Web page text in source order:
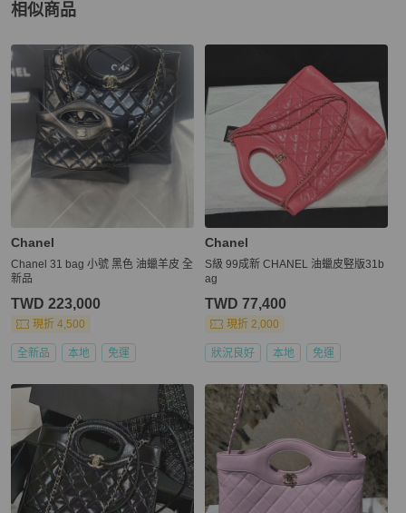
相似商品
更多相似Chanel女包推薦精品
Chanel
Chanel 31 bag 小號 黑色 油蠟羊皮 全
新品
TWD 223,000
現折 4,500
全新品 本地 免運
Chanel
S級 99成新 CHANEL 油蠟皮竪版31b
ag
TWD 77,400
現折 2,000
狀況良好 本地 免運